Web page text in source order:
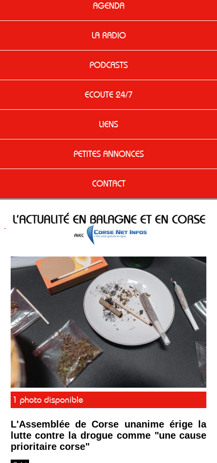
AGENDA
LA RADIO
PODCASTS
ECOUTE 24/7
LIENS
PETITES ANNONCES
CONTACT
1 photo disponible
L'Assemblée de Corse unanime érige la
lutte contre la drogue comme "une cause
prioritaire corse"